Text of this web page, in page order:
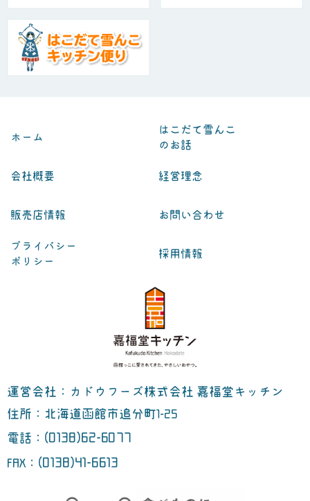
ホーム
はこだて雪んこ
のお話
会社概要 経営理念
販売店情報 お問い合わせ
プライバシー
ポリシー
採用情報
運営会社：カドウフーズ株式会社 嘉福堂キッチン
住所：北海道函館市追分町1-25
電話： (0138)62-6077
FAX： (0138)41-6613